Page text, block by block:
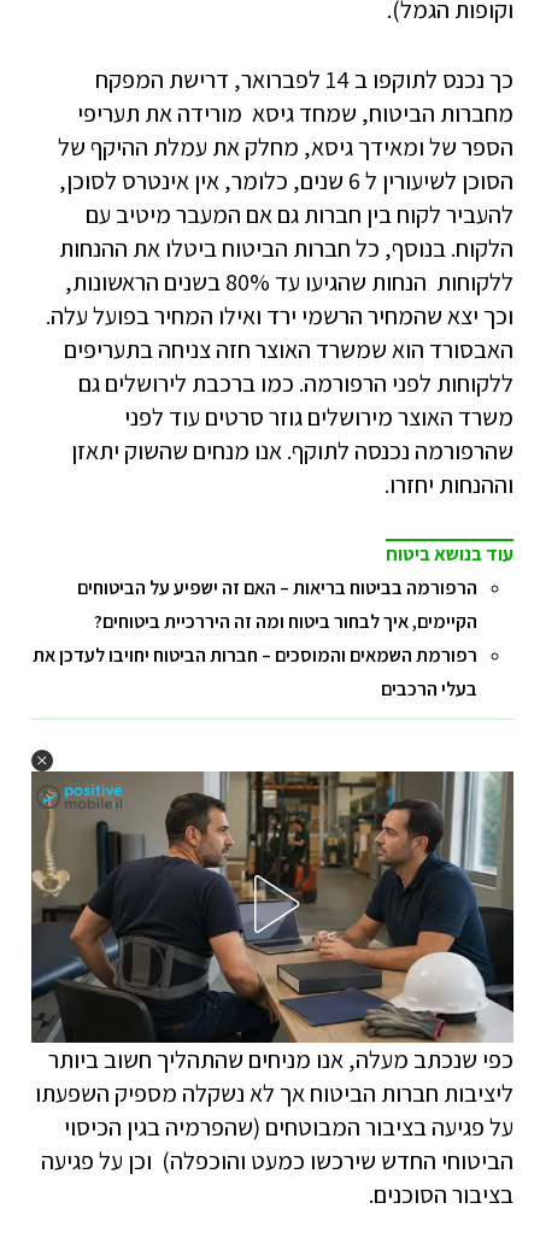
וקופות הגמל).
כך נכנס לתוקפו ב 14 לפברואר, דרישת המפקח
מחברות הביטוח, שמחד גיסא מורידה את תעריפי
הספר של ומאידך גיסא, מחלק את עמלת ההיקף של
הסוכן לשיעורין ל 6 שנים, כלומר, אין אינטרס לסוכן,
להעביר לקוח בין חברות גם אם המעבר מיטיב עם
הלקוח. בנוסף, כל חברות הביטוח ביטלו את ההנחות
ללקוחות הנחות שהגיעו עד 80% בשנים הראשונות,
וכך יצא שהמחיר הרשמי ירד ואילו המחיר בפועל עלה.
האבסורד הוא שמשרד האוצר חזה צניחה בתעריפים
ללקוחות לפני הרפורמה. כמו ברכבת לירושלים גם
משרד האוצר מירושלים גוזר סרטים עוד לפני
שהרפורמה נכנסה לתוקף. אנו מנחים שהשוק יתאזן
וההנחות יחזרו.
עוד בנושא ביטוח
הרפורמה בביטוח בריאות – האם זה ישפיע על הביטוחים
הקיימים, איך לבחור ביטוח ומה זה היררכיית ביטוחים?
רפורמת השמאים והמוסכים – חברות הביטוח יחויבו לעדכן את
בעלי הרכבים
כפי שנכתב מעלה, אנו מניחים שהתהליך חשוב ביותר
ליציבות חברות הביטוח אך לא נשקלה מספיק השפעתו
על פגיעה בציבור המבוטחים (שהפרמיה בגין הכיסוי
הביטוחי החדש שירכשו כמעט והוכפלה) וכן על פגיעה
בציבור הסוכנים.